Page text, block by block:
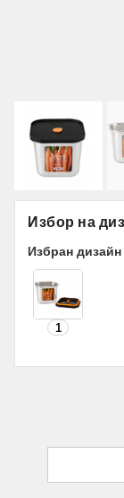
Избор на
Избран дизайн
1